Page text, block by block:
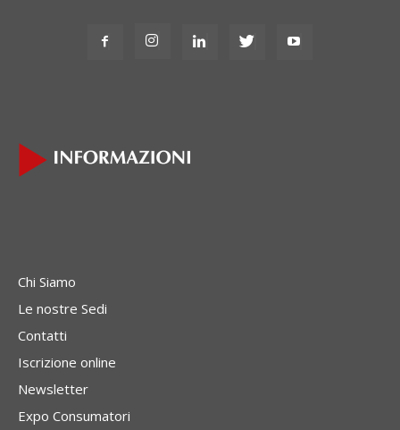
Chi Siamo
Le nostre Sedi
Contatti
Iscrizione online
Newsletter
Expo Consumatori